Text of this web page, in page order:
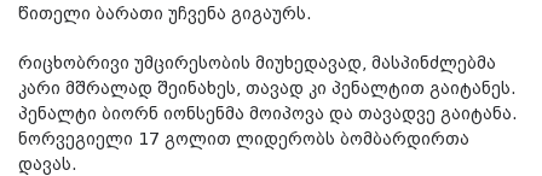
წითელი ბარათი უჩვენა გიგაურს.
რიცხობრივი უმცირესობის მიუხედავად, მასპინძლებმა
კარი მშრალად შეინახეს, თავად კი პენალტით გაიტანეს.
პენალტი ბიორნ იონსენმა მოიპოვა და თავადვე გაიტანა.
ნორვეგიელი 17 გოლით ლიდერობს ბომბარდირთა
დავას.